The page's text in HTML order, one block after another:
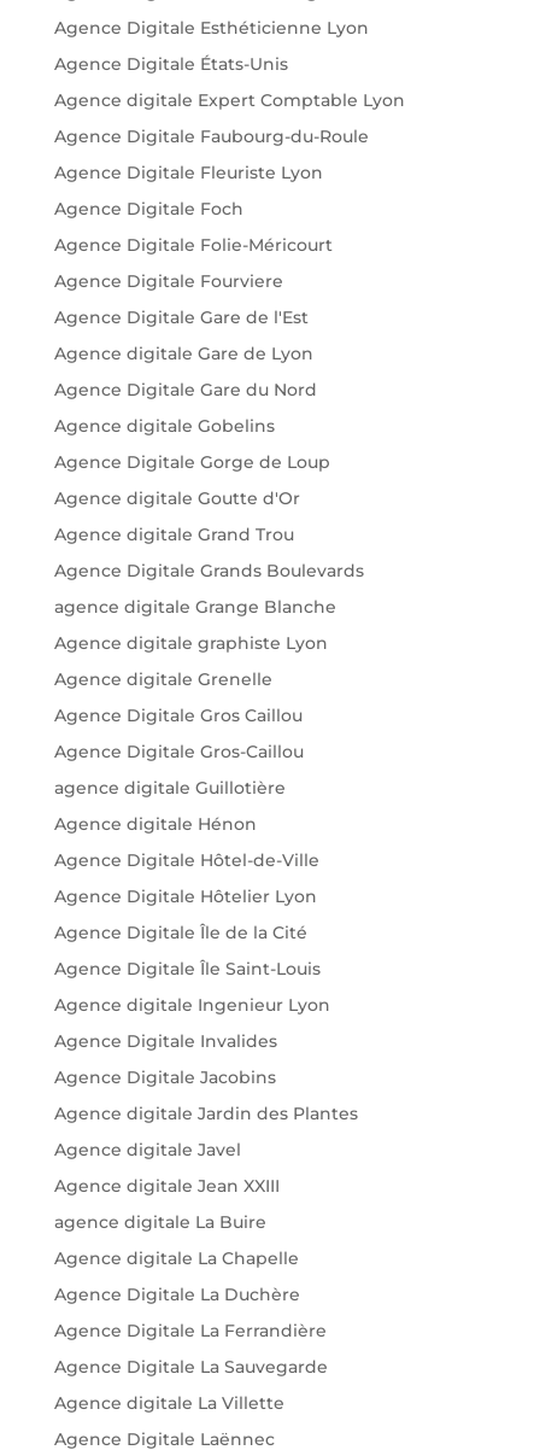
Agence Digitale Esthéticienne Lyon
Agence Digitale États-Unis
Agence digitale Expert Comptable Lyon
Agence Digitale Faubourg-du-Roule
Agence Digitale Fleuriste Lyon
Agence Digitale Foch
Agence Digitale Folie-Méricourt
Agence Digitale Fourviere
Agence Digitale Gare de l'Est
Agence digitale Gare de Lyon
Agence Digitale Gare du Nord
Agence digitale Gobelins
Agence Digitale Gorge de Loup
Agence digitale Goutte d'Or
Agence digitale Grand Trou
Agence Digitale Grands Boulevards
agence digitale Grange Blanche
Agence digitale graphiste Lyon
Agence digitale Grenelle
Agence Digitale Gros Caillou
Agence Digitale Gros-Caillou
agence digitale Guillotière
Agence digitale Hénon
Agence Digitale Hôtel-de-Ville
Agence Digitale Hôtelier Lyon
Agence Digitale Île de la Cité
Agence Digitale Île Saint-Louis
Agence digitale Ingenieur Lyon
Agence Digitale Invalides
Agence Digitale Jacobins
Agence digitale Jardin des Plantes
Agence digitale Javel
Agence digitale Jean XXIII
agence digitale La Buire
Agence digitale La Chapelle
Agence Digitale La Duchère
Agence Digitale La Ferrandière
Agence Digitale La Sauvegarde
Agence digitale La Villette
Agence Digitale Laënnec